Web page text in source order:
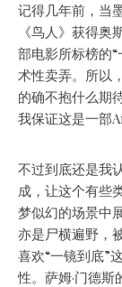
记得几年前，当
《鸟人》获得
部电影所标榜的
术性卖弄。所以
的确不抱什么期
我保证这是一部
不过到底还是我
成，让这个有些
梦似幻的场景中
亦是尸横遍野，
喜欢“一镜到底”
性。萨姆·门德